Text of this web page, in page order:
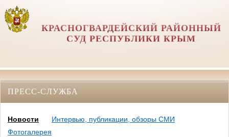
КРАСНОГВАРДЕЙСКИЙ РАЙОННЫЙ
СУД РЕСПУБЛИКИ КРЫМ
ПРЕСС-СЛУЖБА
Новости
Интервью, публикации, обзоры СМИ
Фотогалерея